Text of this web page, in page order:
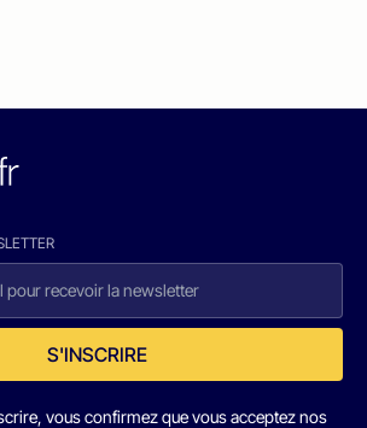
S'INSCRIRE
vous confirmez que vous acceptez nos